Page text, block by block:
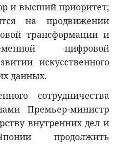
и высший приоритет;
на продвижении
трансформации и
цифровой
искусственного
данных.
сотрудничества
Премьер-министр
внутренних дел и
продолжить